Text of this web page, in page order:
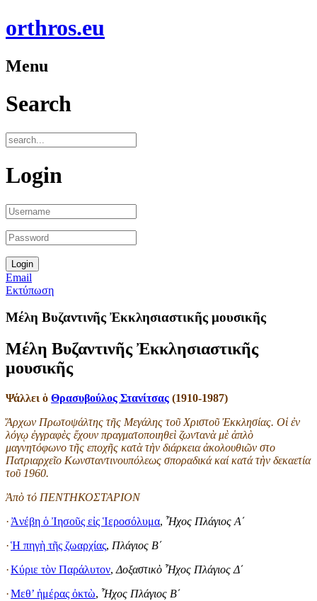
orthros.eu
Menu
Search
Login
Email
Εκτύπωση
Μέλη Βυζαντινῆς Ἐκκλησιαστικῆς μουσικῆς
Μέλη Βυζαντινῆς Ἐκκλησιαστικῆς
μουσικῆς
Ψάλλει ὁ Θρασυβούλος Στανίτσας (1910-1987)
Ἄρχων Πρωτοψάλτης τῆς Μεγάλης τοῦ Χριστοῦ Ἐκκλησίας. Οἱ ἐν
λόγῳ ἐγγραφὲς ἔχουν πραγματοποιηθεὶ ζωντανὰ μὲ ἁπλὸ
μαγνητόφωνο τῆς εποχῆς κατὰ τὴν διάρκεια ἀκολουθιῶν στο
Πατριαρχεῖο Κωνσταντινουπόλεως σποραδικά καί κατά τὴν δεκαετία
τοῦ 1960.
Ἀπὸ τό ΠΕΝΤΗΚΟΣΤΑΡΙΟΝ
· Ἀνέβη ὁ Ἰησοῦς εἰς Ἱεροσόλυμα, Ἦχος Πλάγιος Α΄
·Ἡ πηγὴ τῆς ζωαρχίας, Πλάγιος Β΄
·Κύριε τὸν Παράλυτον, Δοξαστικὸ Ἦχος Πλάγιος Δ΄
·Μεθ’ ἡμέρας ὀκτὼ, Ἦχος Πλάγιος Β΄